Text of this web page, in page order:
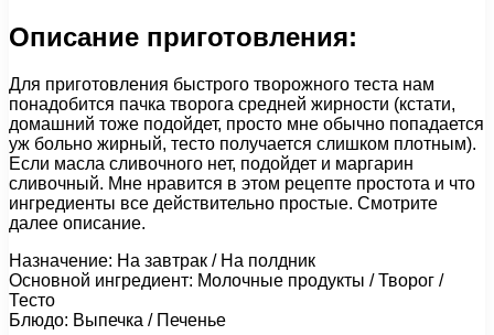
Описание приготовления:
Для приготовления быстрого творожного теста нам
понадобится пачка творога средней жирности (кстати,
домашний тоже подойдет, просто мне обычно попадается
уж больно жирный, тесто получается слишком плотным).
Если масла сливочного нет, подойдет и маргарин
сливочный. Мне нравится в этом рецепте простота и что
ингредиенты все действительно простые. Смотрите
далее описание.
Назначение: На завтрак / На полдник
Основной ингредиент: Молочные продукты / Творог /
Тесто
Блюдо: Выпечка / Печенье